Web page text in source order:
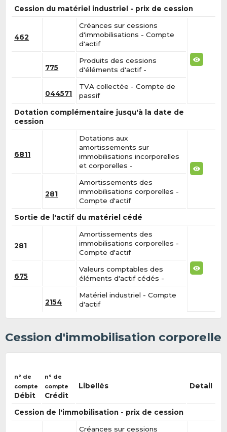
Cession du matériel industriel - prix de cession
462
Créances sur cessions
d'immobilisations - Compte
d'actif
775
Produits des cessions
d'éléments d'actif -
044571
TVA collectée - Compte de
passif
Dotation complémentaire jusqu'à la date de
cession
6811
Dotations aux
amortissements sur
immobilisations incorporelles
et corporelles -
281
Amortissements des
immobilisations corporelles -
Compte d'actif
Sortie de l'actif du matériel cédé
281
Amortissements des
immobilisations corporelles -
Compte d'actif
675
Valeurs comptables des
éléments d'actif cédés -
2154
Matériel industriel - Compte
d'actif
Cession d'immobilisation corporelle
n° de
compte
Débit
n° de
compte
Crédit
Libellés Detail
Cession de l'immobilisation - prix de cession
Créances sur cessions